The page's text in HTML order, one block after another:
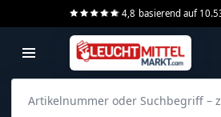
4,8 basierend auf